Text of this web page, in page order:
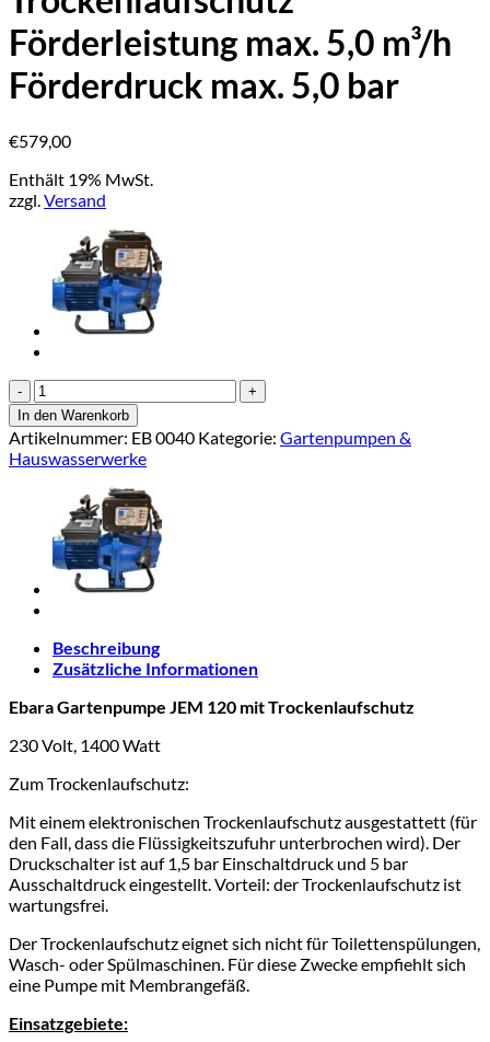
Förderleistung max. 5,0 m³/h
Förderdruck max. 5,0 bar
€579,00
Enthält 19% MwSt.
zzgl.Versand
Ebara
JEM/A
120
mit
Trockenlaufschutz
Förderleistung
5,0
m³/h
Förderdruck
max.
5,0
bar
Menge
In den Warenkorb
Artikelnummer: EB 0040 Kategorie: Gartenpumpen &
Hauswasserwerke
Beschreibung
Zusätzliche Informationen
Ebara Gartenpumpe JEM 120 mit Trockenlaufschutz
230 Volt, 1400 Watt
Zum Trockenlaufschutz:
Mit einem elektronischen Trockenlaufschutz ausgestattett (für
den Fall, dass die Flüssigkeitszufuhr unterbrochen wird). Der
Druckschalter ist auf 1,5 bar Einschaltdruck und 5 bar
Ausschaltdruck eingestellt. Vorteil: der Trockenlaufschutz ist
wartungsfrei.
Der Trockenlaufschutz eignet sich nicht für Toilettenspülungen,
Wasch- oder Spülmaschinen. Für diese Zwecke empfiehlt sich
eine Pumpe mit Membrangefäß.
Einsatzgebiete: